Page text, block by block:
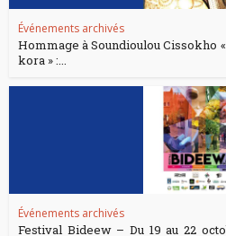
Événements archivés
Hommage à Soundioulou Cissokho
kora » :...
Événements archivés
Festival Bideew – Du 19 au 22